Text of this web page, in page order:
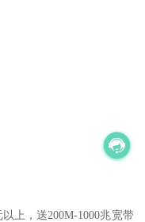
上，送200M-1000兆宽带